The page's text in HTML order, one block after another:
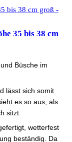
35 bis 38 cm
Büsche im
lässt sich somit
es so aus, als
sitzt.
wetterfest
beständig. Da